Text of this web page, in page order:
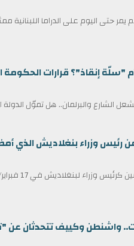
يمر حتى اليوم على الدراما
إنقاذ"؟ قرارات الحكومة
الشارع والبرلمان.. هل تموّل
بنغلاديش الذي أمضى 17 عاماً في
أدى طارق
واشنطن وكييف تتحدثان عن